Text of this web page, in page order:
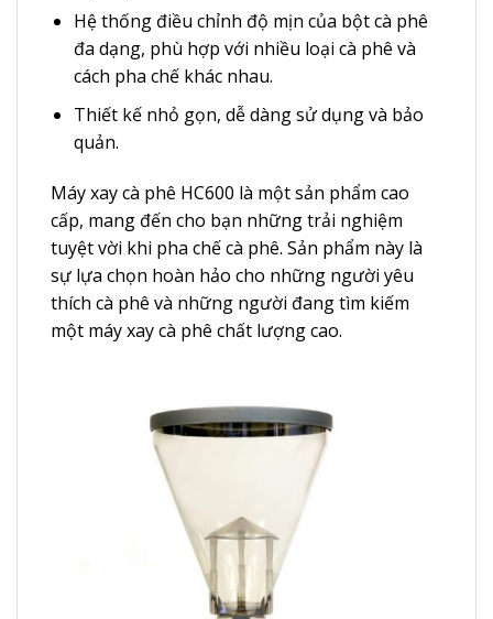
Hệ thống điều chỉnh độ mịn của bột cà phê
đa dạng, phù hợp với nhiều loại cà phê và
cách pha chế khác nhau.
Thiết kế nhỏ gọn, dễ dàng sử dụng và bảo
quản.
Máy xay cà phê HC600 là một sản phẩm cao
cấp, mang đến cho bạn những trải nghiệm
tuyệt vời khi pha chế cà phê. Sản phẩm này là
sự lựa chọn hoàn hảo cho những người yêu
thích cà phê và những người đang tìm kiếm
một máy xay cà phê chất lượng cao.